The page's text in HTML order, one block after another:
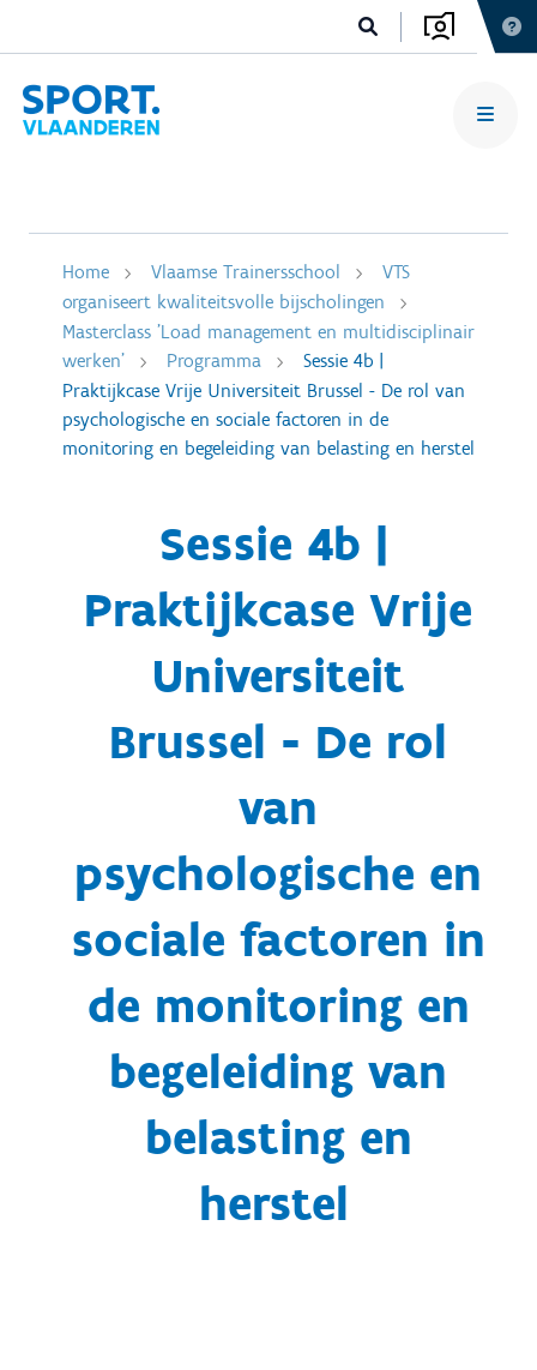
Home Vlaamse Trainersschool
VTS
organiseert kwaliteitsvolle bijscholingen
Masterclass 'Load management en multidisciplinair
werken'
Programma
Sessie 4b |
Praktijkcase Vrije Universiteit Brussel - De rol van
psychologische en sociale factoren in de
monitoring en begeleiding van belasting en herstel
Sessie 4b |
Praktijkcase Vrije
Universiteit
Brussel - De rol
van
psychologische en
sociale factoren in
de monitoring en
begeleiding van
belasting en
herstel